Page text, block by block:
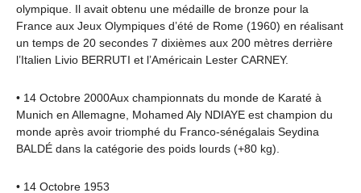
olympique. Il avait obtenu une médaille de bronze pour la
France aux Jeux Olympiques d’été de Rome (1960) en réalisant
un temps de 20 secondes 7 dixièmes aux 200 mètres derrière
l’Italien Livio BERRUTI et l’Américain Lester CARNEY.
• 14 Octobre 2000Aux championnats du monde de Karaté à
Munich en Allemagne, Mohamed Aly NDIAYE est champion du
monde après avoir triomphé du Franco-sénégalais Seydina
BALDÉ dans la catégorie des poids lourds (+80 kg).
• 14 Octobre 1953